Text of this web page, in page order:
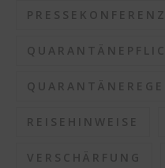
PRESSEKONFERENZ
REISEHINWEISE
VERSCHÄRFUNG